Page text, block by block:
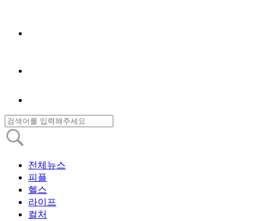
전체뉴스
피플
헬스
라이프
컬처